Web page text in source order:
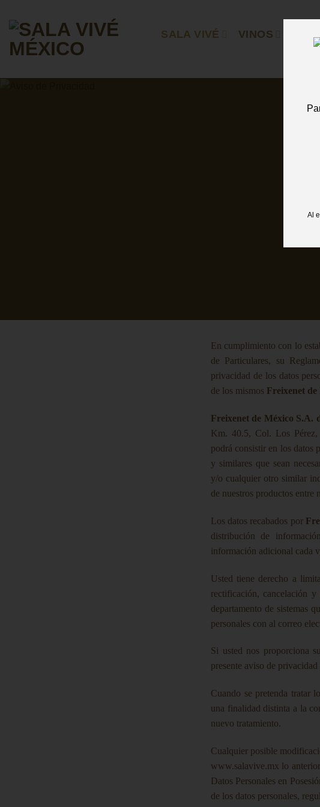
content
SALA VIVÉ VINOS
En cumplimiento con lo
de Particulares, su
privacidad de los datos
de los mismos Freixenet
Freixenet de México S.A.
Km. 40.5, Col. Los Pérez,
podrá consistir en los datos
y similares que sean
y/o cualquier otro similar
de nuestros productos entre
Los datos recabados por
distribución de
información adicional cada
Usted tiene derecho a
rectificación, cancelación
departamento de sistemas
personales con al correo
Si usted nos proporciona
presente aviso de
Cuando se pretenda tratar
una finalidad distinta a la
nuevo tratamiento.
Cualquier posible
www.salavive.mx lo
Datos Personales en
de los datos personales,
Al